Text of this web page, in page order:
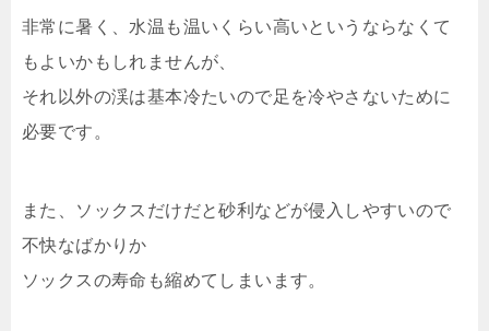
非常に暑く、水温も温いくらい高いというならなくて
もよいかもしれませんが、
それ以外の渓は基本冷たいので足を冷やさないために
必要です。
また、ソックスだけだと砂利などが侵入しやすいので
不快なばかりか
ソックスの寿命も縮めてしまいます。